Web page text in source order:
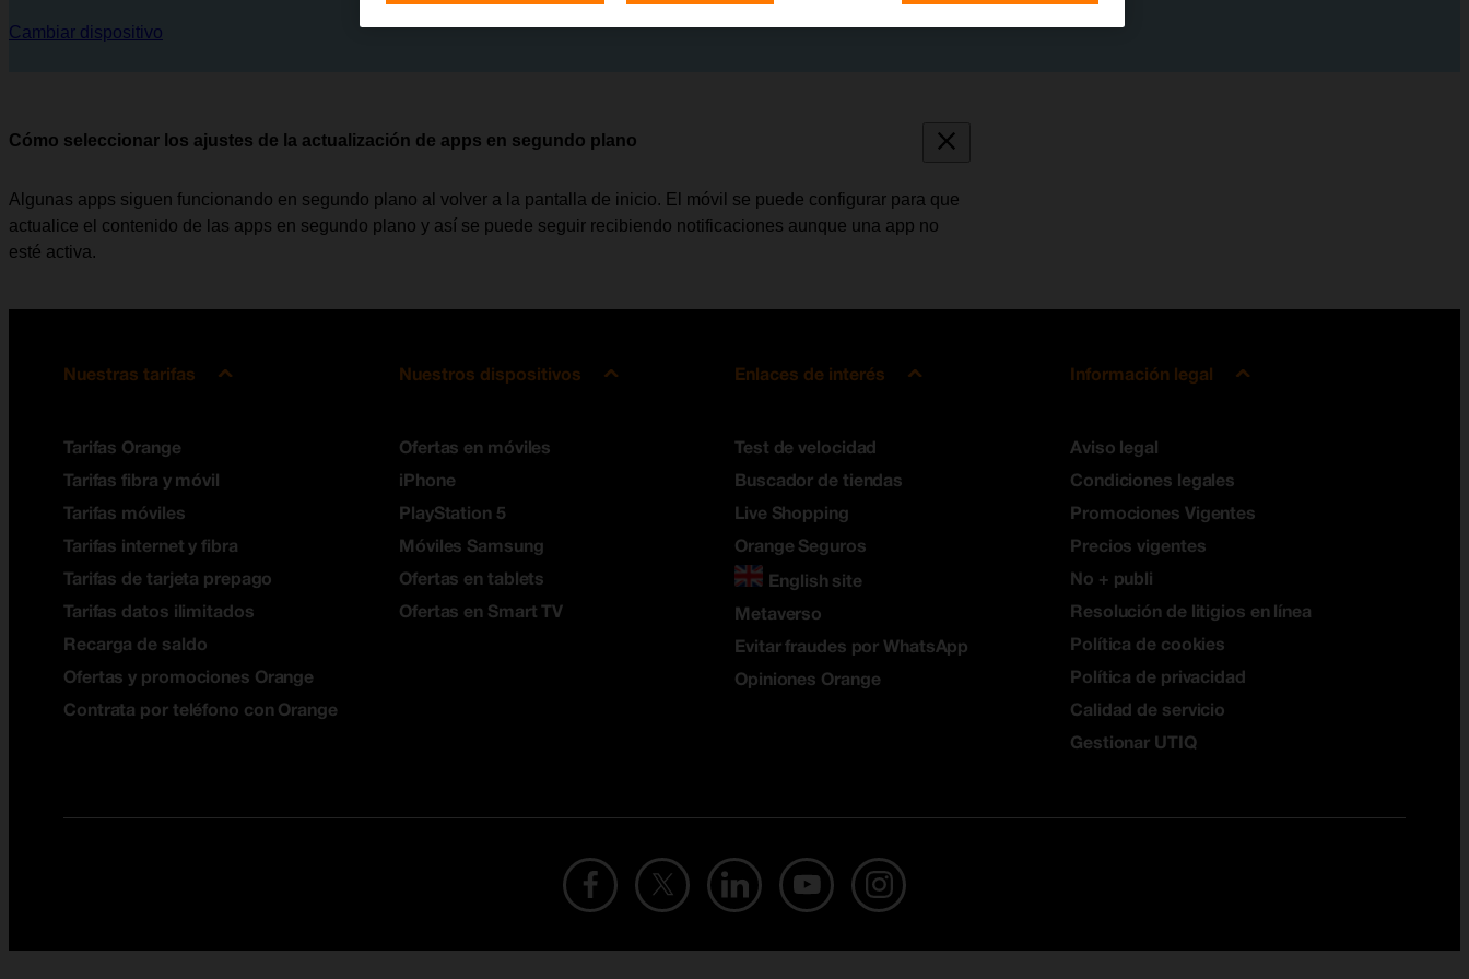
Cambiar dispositivo
Cómo seleccionar los ajustes de la actualización de apps en segundo plano
Algunas apps siguen funcionando en segundo plano al volver a la pantalla de inicio. El móvil se puede configurar para que
actualice el contenido de las apps en segundo plano y así se puede seguir recibiendo notificaciones aunque una app no
esté activa.
Nuestras tarifas
Tarifas Orange
Tarifas fibra y móvil
Tarifas móviles
Tarifas internet y fibra
Tarifas de tarjeta prepago
Tarifas datos ilimitados
Recarga de saldo
Ofertas y promociones Orange
Contrata por teléfono con Orange
Nuestros dispositivos
Ofertas en móviles
iPhone
PlayStation 5
Móviles Samsung
Ofertas en tablets
Ofertas en Smart TV
Enlaces de interés
Test de velocidad
Buscador de tiendas
Live Shopping
Orange Seguros
English site
Metaverso
Evitar fraudes por WhatsApp
Opiniones Orange
Información legal
Aviso legal
Condiciones legales
Promociones Vigentes
Precios vigentes
No + publi
Resolución de litigios en línea
Política de cookies
Política de privacidad
Calidad de servicio
Gestionar UTIQ